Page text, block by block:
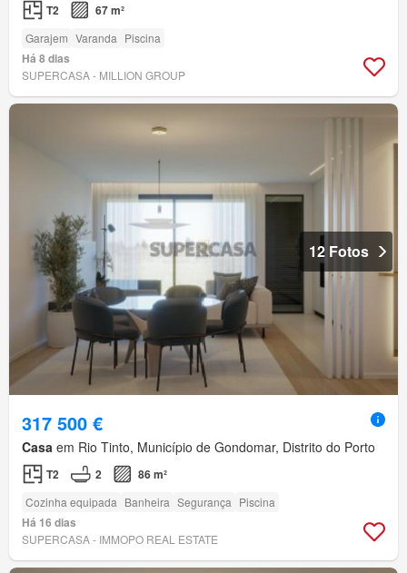
T2 67 m²
Garajem Varanda Piscina
Há 8 dias
SUPERCASA - MILLION GROUP
12 Fotos
317 500 €
Casa em Rio Tinto, Município de Gondomar, Distrito do Porto
T2 2 86 m²
Cozinha equipada Banheira Segurança Piscina
Há 16 dias
SUPERCASA - IMMOPO REAL ESTATE